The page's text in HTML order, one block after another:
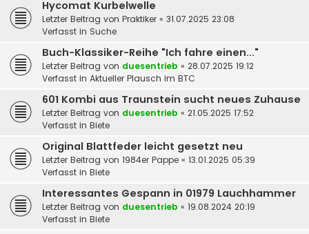
Hycomat Kurbelwelle
Letzter Beitrag von Praktiker « 31.07.2025 23:08
Verfasst in Suche
Buch-Klassiker-Reihe "Ich fahre einen..."
Letzter Beitrag von duesentrieb « 28.07.2025 19:12
Verfasst in Aktueller Plausch im BTC
601 Kombi aus Traunstein sucht neues Zuhause
Letzter Beitrag von duesentrieb « 21.05.2025 17:52
Verfasst in Biete
Original Blattfeder leicht gesetzt neu
Letzter Beitrag von 1984er Pappe « 13.01.2025 05:39
Verfasst in Biete
Interessantes Gespann in 01979 Lauchhammer
Letzter Beitrag von duesentrieb « 19.08.2024 20:19
Verfasst in Biete